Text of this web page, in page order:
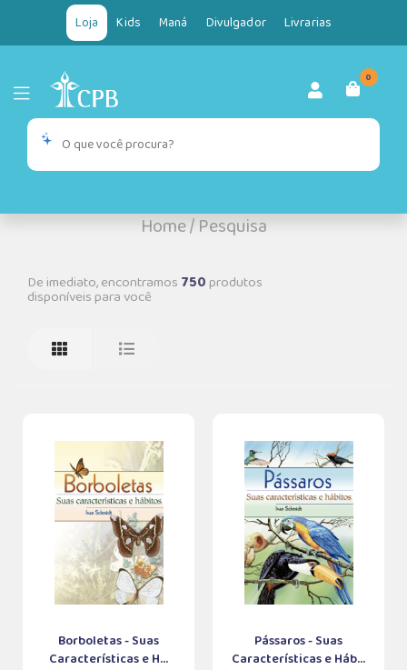
Loja Kids Maná Divulgador Livrarias
0
Home/Pesquisa
De imediato, encontramos 750produtos
disponíveis para você
Borboletas - Suas
Características e H...
Pássaros - Suas
Características e Háb...